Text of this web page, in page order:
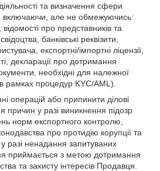
та визначення сфери
включаючи, але не обмежуючись:
про представників та
банківські реквізити,
експортні/імпортні ліцензії,
декларації про дотримання
необхідні для належної
рамках процедур KYC/AML).
операцій або припинити ділові
причин у разі виникнення підозр
норм експортного контролю,
про протидію корупції та
разі ненадання запитуваних
приймається з метою дотримання
та захисту інтересів Продавця.